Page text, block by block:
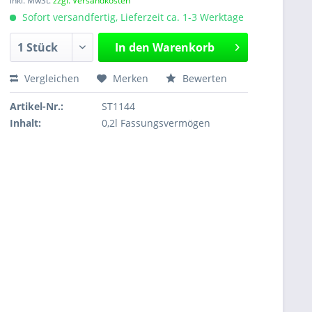
Sofort versandfertig, Lieferzeit ca. 1-3 Werktage
In den Warenkorb
Vergleichen Merken Bewerten
Artikel-Nr.:
ST1144
Inhalt:
0,2l Fassungsvermögen